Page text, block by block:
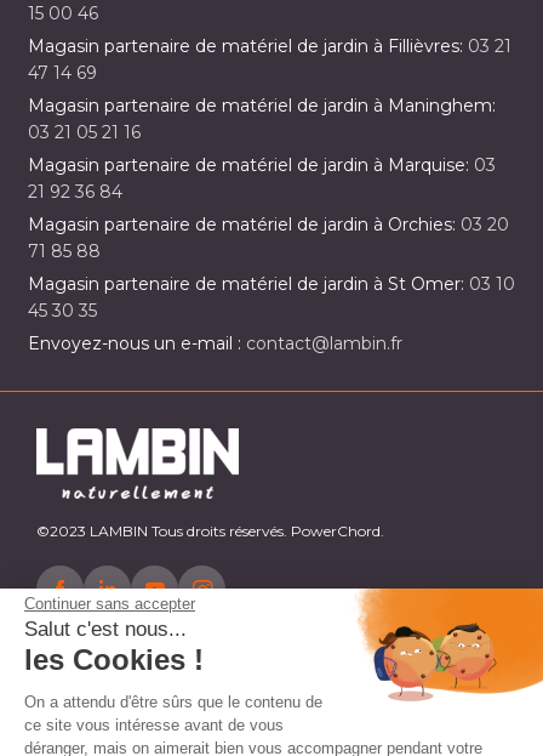
Continuer sans accepter
Salut c'est nous...
les Cookies !
On a attendu d'être sûrs que le contenu de
ce site vous intéresse avant de vous
déranger, mais on aimerait bien vous accompagner pendant votre
15 00 46
Magasin partenaire de matériel de jardin à Fillièvres: 03 21
47 14 69
Magasin partenaire de matériel de jardin à Maninghem:
03 21 05 21 16
Magasin partenaire de matériel de jardin à Marquise: 03
21 92 36 84
Magasin partenaire de matériel de jardin à Orchies: 03 20
71 85 88
Magasin partenaire de matériel de jardin à St Omer: 03 10
45 30 35
Envoyez-nous un e-mail : contact@lambin.fr
©2023 LAMBIN Tous droits réservés. PowerChord.